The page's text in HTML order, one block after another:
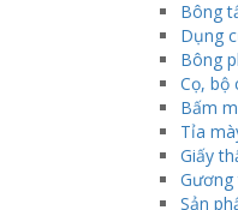
Bông
Dụng
Bông
Cọ, bộ
Bấm
Tỉa
Giấy
Sản